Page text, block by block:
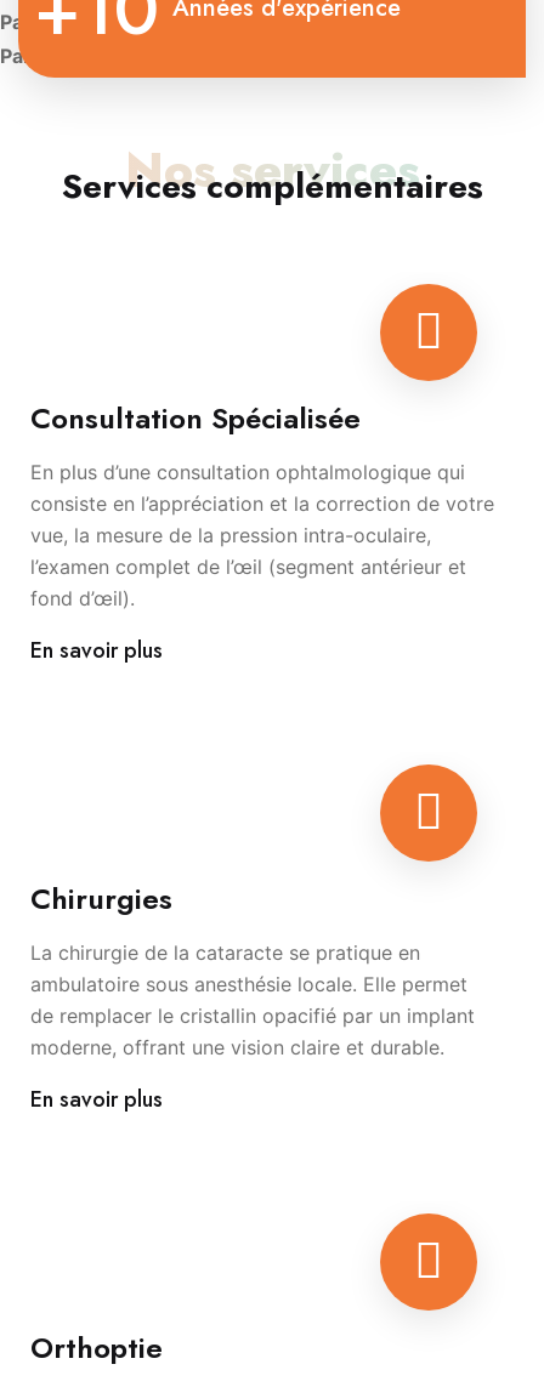
Paris: Diplôme d’Université de Contactologie.
Paris:
Années d'expérience
Nos services
Services complémentaires
Consultation Spécialisée
En plus d’une consultation ophtalmologique qui
consiste en l’appréciation et la correction de votre
vue, la mesure de la pression intra-oculaire,
l’examen complet de l’œil (segment antérieur et
fond d’œil).
En savoir plus
Chirurgies
La chirurgie de la cataracte se pratique en
ambulatoire sous anesthésie locale. Elle permet
de remplacer le cristallin opacifié par un implant
moderne, offrant une vision claire et durable.
En savoir plus
Orthoptie